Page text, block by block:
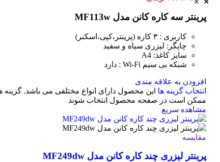
پرینتر سه کاره کانن مدل MF113w
کاربری : ۳ کاره (پرینتر،کپی،اسکنر)
چاپگر: لیزری سیاه و سفید
سایز کاغذ: A4
شبکه بی سیم Wi-Fi : دارد
افزودن به علاقه مندی
انتخاب گزینه ها این محصول دارای انواع مختلفی می باشد. گزینه
ممکن است در صفحه محصول انتخاب شوند
مشاهده سریع
مقایسه
پرینتر لیزری چند کاره کانن مدل MF249dw